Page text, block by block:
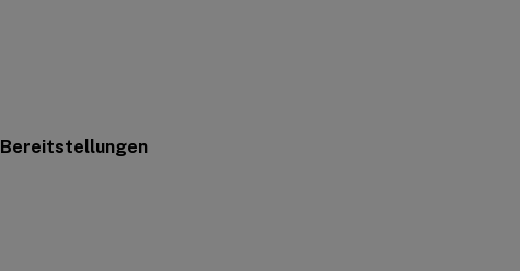
Bereitstellungen